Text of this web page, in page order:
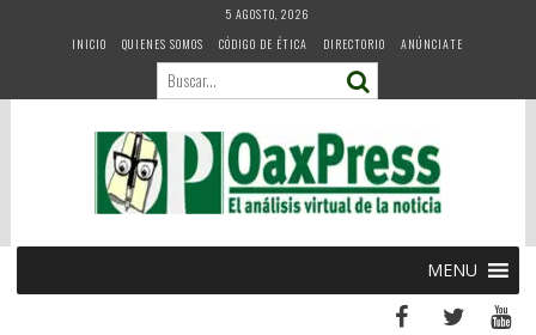
5 AGOSTO, 2026
INICIO
QUIENES SOMOS CÓDIGO DE ÉTICA DIRECTORIO ANÚNCIATE
MENU